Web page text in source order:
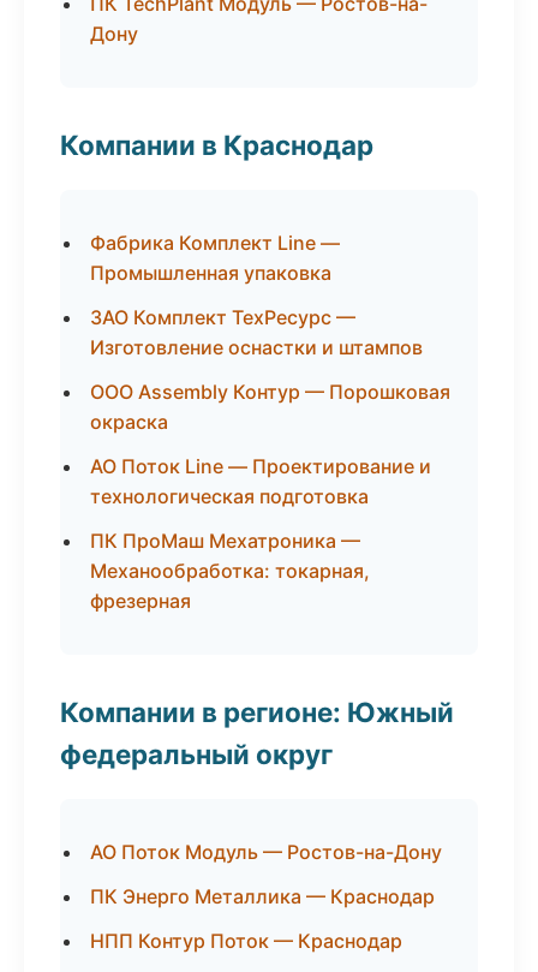
Дону
Компании в Краснодар
Фабрика Комплект Line —
Промышленная упаковка
ЗАО Комплект ТехРесурс —
Изготовление оснастки и штампов
ООО Assembly Контур — Порошковая
окраска
АО Поток Line — Проектирование и
технологическая подготовка
ПК ПроМаш Мехатроника —
Механообработка: токарная,
фрезерная
Компании в регионе: Южный
федеральный округ
АО Поток Модуль — Ростов-на-Дону
ПК Энерго Металлика — Краснодар
НПП Контур Поток — Краснодар